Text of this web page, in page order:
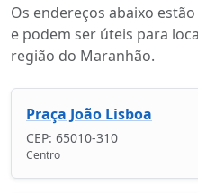
Os endereços abaixo
e podem ser úteis para
região do Maranhão.
Praça João Lisboa
CEP: 65010-310
Centro